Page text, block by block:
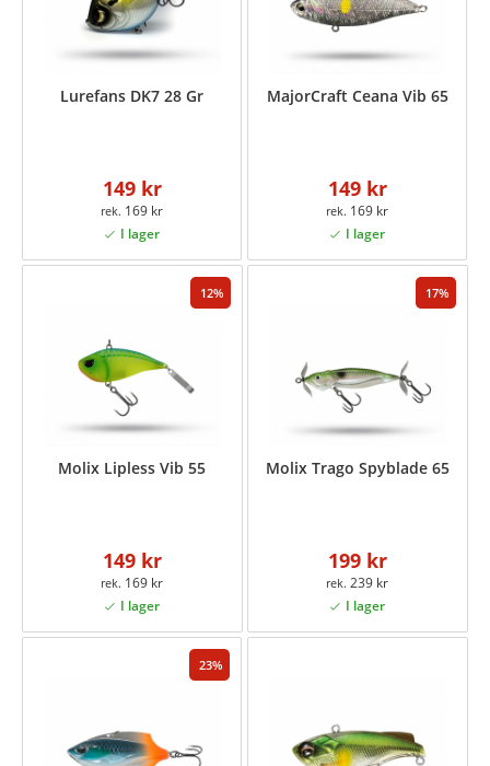
Lurefans DK7 28 Gr
149 kr
169 kr
MajorCraft Ceana Vib 65
149 kr
169 kr
12
Molix Lipless Vib 55
149 kr
169 kr
17
Molix Trago Spyblade 65
199 kr
239 kr
23